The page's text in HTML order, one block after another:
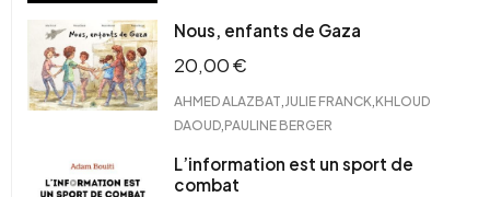
Nous, enfants de Gaza
20,00€
AHMED ALAZBAT JULIE FRANCK KHLOUD
DAOUD PAULINE BERGER
L’information est un sport de
combat